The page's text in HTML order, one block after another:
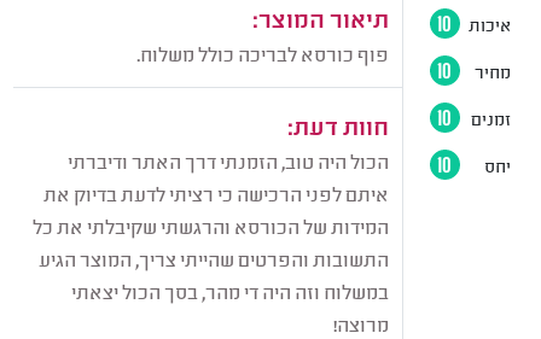
תיאור המוצר:
פוף כורסא לבריכה כולל משלוח.
חוות דעת:
הכול היה טוב, הזמנתי דרך האתר ודיברתי
איתם לפני הרכישה כי רציתי לדעת בדיוק את
המידות של הכורסא והרגשתי שקיבלתי את כל
התשובות והפרטים שהייתי צריך, המוצר הגיע
במשלוח וזה היה די מהר, בסך הכול יצאתי
מרוצה!
איכות 10
מחיר 10
זמנים 10
יחס 10